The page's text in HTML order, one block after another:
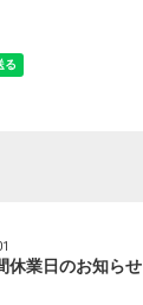
休業日のお知らせ